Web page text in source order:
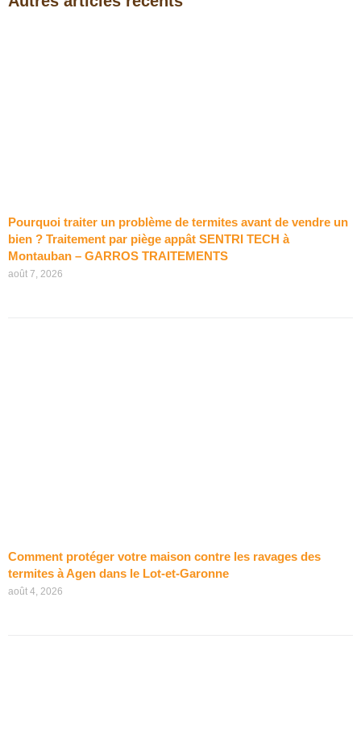
Pourquoi traiter un problème de termites avant de vendre un
bien ? Traitement par piège appât SENTRI TECH à
Montauban – GARROS TRAITEMENTS
août 7, 2026
Comment protéger votre maison contre les ravages des
termites à Agen dans le Lot-et-Garonne
août 4, 2026